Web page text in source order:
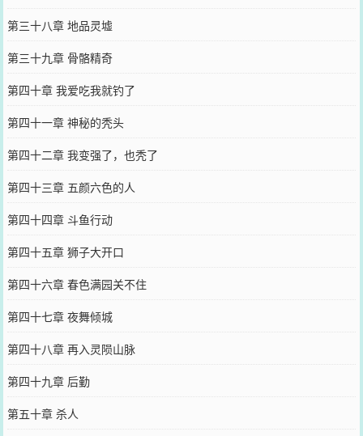
第三十八章 地品灵墟
第三十九章 骨骼精奇
第四十章 我爱吃我就钓了
第四十一章 神秘的秃头
第四十二章 我变强了，也秃了
第四十三章 五颜六色的人
第四十四章 斗鱼行动
第四十五章 狮子大开口
第四十六章 春色满园关不住
第四十七章 夜舞倾城
第四十八章 再入灵陨山脉
第四十九章 后勤
第五十章 杀人